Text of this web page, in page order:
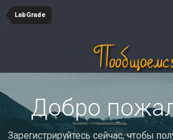
LabGrade
Добро
Зарегистрируйтесь сейчас, чтобы